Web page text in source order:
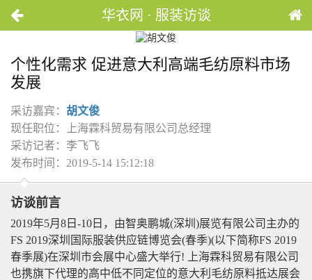
华衣网 · 服装访谈
个性化需求 促进意大利高端毛纺原料市场
发展
采访嘉宾： 胡文俊
现任职位：上海霖科贸易有限公司总经理
采访记者：李飞飞
发布时间：2019-5-14 15:12:18
访谈前言
2019年5月8日-10日，由智奥鹏城(深圳)展览有限公司主办的
FS 2019深圳国际服装供应链博览会(春季)(以下简称FS 2019
春季展)在深圳市会展中心盛大举行! 上海霖科贸易有限公司
也携旗下代理的高中低不同定位的意大利毛纺原料抵达展会